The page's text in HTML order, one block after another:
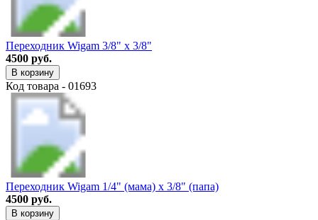
Переходник Wigam 3/8" х 3/8"
4500 руб.
В корзину
Код товара - 01693
Переходник Wigam 1/4" (мама) х 3/8" (папа)
4500 руб.
В корзину